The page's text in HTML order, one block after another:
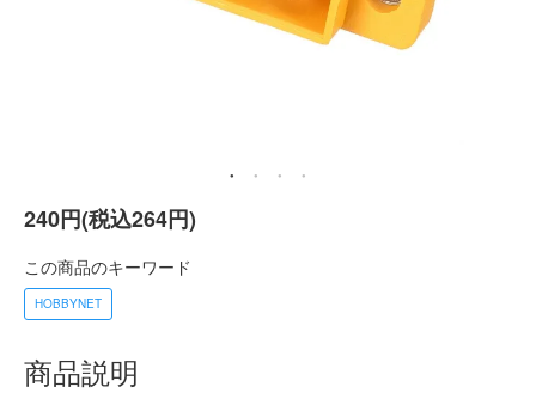
240円(税込264円)
この商品のキーワード
HOBBYNET
商品説明